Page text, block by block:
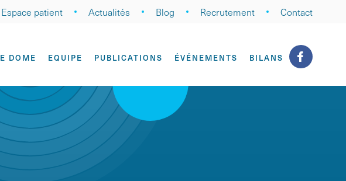
Espace patient Actualités Blog Recrutement Contact
DOME EQUIPE PUBLICATIONS ÉVÉNEMENTS BILANS